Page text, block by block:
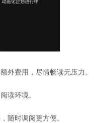
外费用，尽情畅读无压力。
读环境。
随时调阅更方便。